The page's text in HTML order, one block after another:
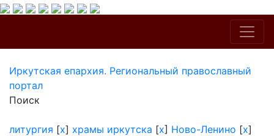
Иркутская епархия. Региональный православный
портал
Поиск
литургия [x] храмы иркутска [x] Ново-Ленино [x]